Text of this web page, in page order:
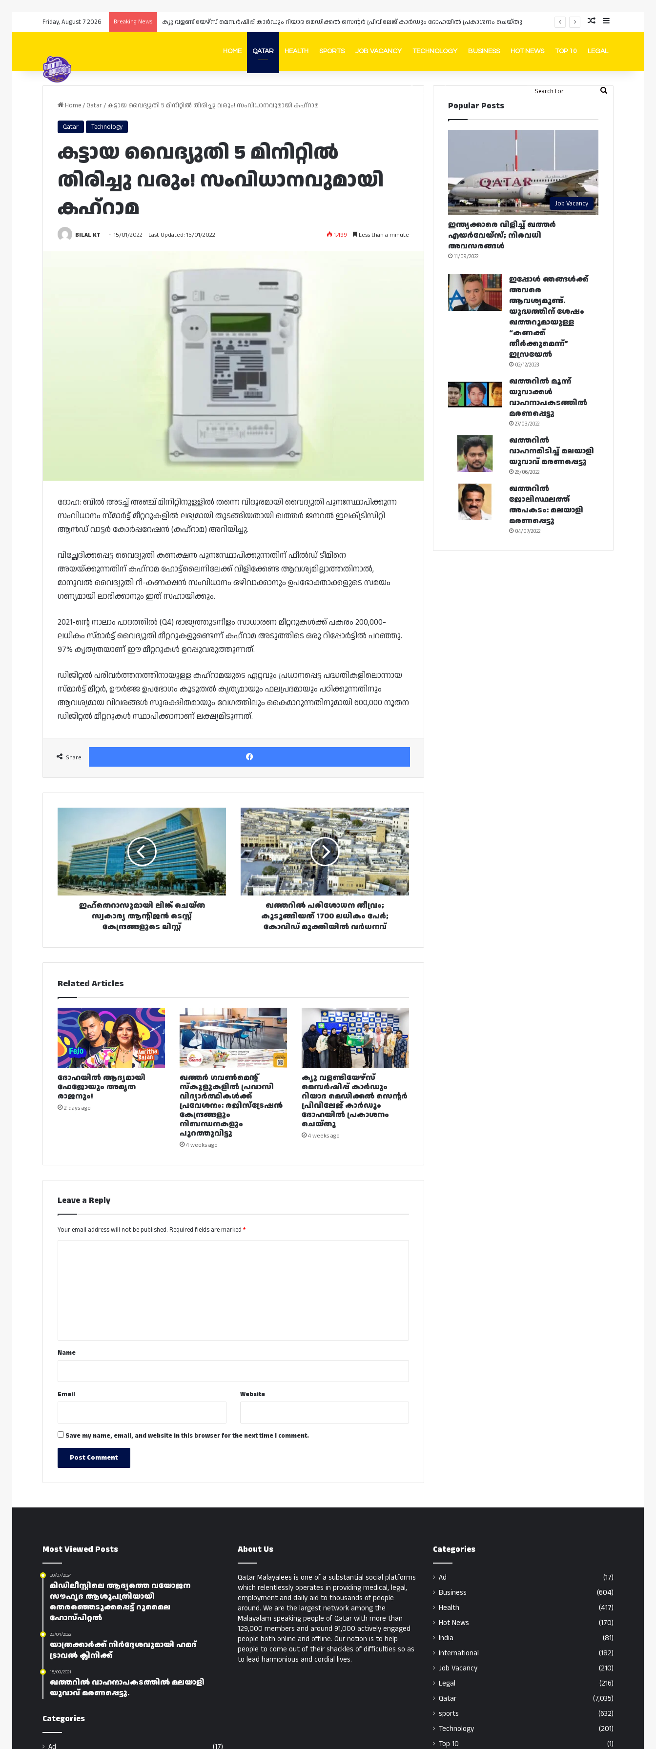
Friday, August 7 2026 Breaking News ക്യു വളണ്ടിയേഴ്‌സ് മെമ്പർഷിപ്പ് കാർഡും റിയാദ മെഡിക്കൽ സെന്റർ പ്രിവിലേജ് കാർഡും ദോഹയിൽ പ്രകാശനം ചെയ്തു Random Article
Sidebar
HOME QATAR HEALTH SPORTS JOB VACANCY TECHNOLOGY BUSINESS HOT NEWS TOP 10 LEGAL
FacebookInstagram
Telegram
Whatsapp Random Article
Switch skin
Search
Home/ Qatar/ കട്ടായ വൈദ്യുതി 5 മിനിറ്റിൽ തിരിച്ചു വരും! സംവിധാനവുമായി കഹ്‌റാമ
Qatar Technology
കട്ടായ വൈദ്യുതി 5 മിനിറ്റിൽ
തിരിച്ചു വരും! സംവിധാനവുമായി
കഹ്‌റാമ
BILAL KT 15/01/2022 Last Updated: 15/01/2022 1,499 Less than a minute
ദോഹ: ബിൽ അടച്ച് അഞ്ച് മിനിറ്റിനുള്ളിൽ തന്നെ വിദൂരമായി വൈദ്യുതി പുനഃസ്ഥാപിക്കുന്ന
സംവിധാനം സ്മാർട്ട് മീറ്ററുകളിൽ ലഭ്യമായി തുടങ്ങിയതായി ഖത്തർ ജനറൽ ഇലക്‌ട്രിസിറ്റി
ആൻഡ് വാട്ടർ കോർപ്പറേഷൻ (കഹ്‌റാമ) അറിയിച്ചു.
വിച്ഛേദിക്കപ്പെട്ട വൈദ്യുതി കണക്ഷൻ പുനഃസ്ഥാപിക്കുന്നതിന് ഫീൽഡ് ടീമിനെ
അയയ്‌ക്കുന്നതിന് കഹ്‌റാമ ഹോട്ട്‌ലൈനിലേക്ക് വിളിക്കേണ്ട ആവശ്യമില്ലാത്തതിനാൽ,
മാനുവൽ വൈദ്യുതി റീ-കണക്ഷൻ സംവിധാനം ഒഴിവാക്കാനും ഉപഭോക്താക്കളുടെ സമയം
ഗണ്യമായി ലാഭിക്കാനും ഇത് സഹായിക്കും.
2021-ന്റെ നാലാം പാദത്തിൽ (Q4) രാജ്യത്തുടനീളം സാധാരണ മീറ്ററുകൾക്ക് പകരം 200,000-
ലധികം സ്മാർട്ട് വൈദ്യുതി മീറ്ററുകളുണ്ടെന്ന് കഹ്‌റാമ അടുത്തിടെ ഒരു റിപ്പോർട്ടിൽ പറഞ്ഞു.
97% കൃത്യതയാണ് ഈ മീറ്ററുകൾ ഉറപ്പുവരുത്തുന്നത്.
ഡിജിറ്റൽ പരിവർത്തനത്തിനായുള്ള കഹ്‌റാമയുടെ ഏറ്റവും പ്രധാനപ്പെട്ട പദ്ധതികളിലൊന്നായ
സ്മാർട്ട് മീറ്റർ, ഊർജ്ജ ഉപഭോഗം കൂടുതൽ കൃത്യമായും ഫലപ്രദമായും പഠിക്കുന്നതിനും
ആവശ്യമായ വിവരങ്ങൾ സുരക്ഷിതമായും വേഗത്തിലും കൈമാറുന്നതിനുമായി 600,000 നൂതന
ഡിജിറ്റൽ മീറ്ററുകൾ സ്ഥാപിക്കാനാണ് ലക്ഷ്യമിടുന്നത്.
Share
Facebook
സ്വകാര്യ
ആന്റിജൻ
ടെസ്റ്റ്
കേന്ദ്രങ്ങളുടെ
ലിസ്റ്റ്
ഇഹ്തെറാസുമായി ലിങ്ക് ചെയ്ത
സ്വകാര്യ ആന്റിജൻ ടെസ്റ്റ്
കേന്ദ്രങ്ങളുടെ ലിസ്റ്റ്
ഖത്തറിൽ
പരിശോധന
തീവ്രം;
കുടുങ്ങിയത്
1700
ലധികം
പേർ;
കോവിഡ്
മുക്തിയിൽ
വർധനവ്ഖത്തറിൽ പരിശോധന തീവ്രം;
കുടുങ്ങിയത് 1700 ലധികം പേർ;
കോവിഡ് മുക്തിയിൽ വർധനവ്
Related Articles
ദോഹയിൽ ആദ്യമായി
ഫേജോയും അമൃത
രാജനും!
2 days ago
ഖത്തർ ഗവൺമെന്റ്
സ്കൂളുകളിൽ പ്രവാസി
വിദ്യാർത്ഥികൾക്ക്
പ്രവേശനം: രജിസ്ട്രേഷൻ
കേന്ദ്രങ്ങളും
നിബന്ധനകളും
പുറത്തുവിട്ടു
4 weeks ago
ക്യു വളണ്ടിയേഴ്‌സ്
മെമ്പർഷിപ്പ് കാർഡും
റിയാദ മെഡിക്കൽ സെന്റർ
പ്രിവിലേജ് കാർഡും
ദോഹയിൽ പ്രകാശനം
ചെയ്തു
4 weeks ago
Leave a Reply
Your email address will not be published. Required fields are marked *
*Name
Email Website
Save my name, email, and website in this browser for the next time I comment.
Popular Posts
Job Vacancy
ഇന്ത്യക്കാരെ വിളിച്ച് ഖത്തർ
എയർവേയ്‌സ്; നിരവധി
അവസരങ്ങൾ
11/09/2022
ഇപ്പോൾ ഞങ്ങൾക്ക്
അവരെ
ആവശ്യമുണ്ട്.
യുദ്ധത്തിന് ശേഷം
ഖത്തറുമായുള്ള
“കണക്ക്
തീർക്കുമെന്ന്”
ഇസ്രയേൽ
02/12/2023
ഖത്തറിൽ മൂന്ന്
യുവാക്കൾ
വാഹനാപകടത്തിൽ
മരണപ്പെട്ടു
27/03/2022
ഖത്തറിൽ
വാഹനമിടിച്ച് മലയാളി
യുവാവ് മരണപ്പെട്ടു
26/06/2022
ഖത്തറിൽ
ജോലിസ്ഥലത്ത്
അപകടം: മലയാളി
മരണപ്പെട്ടു
04/07/2022
Most Viewed Posts
30/07/2024
മിഡിലീസ്റ്റിലെ ആദ്യത്തെ വയോജന
സൗഹൃദ ആശുപത്രിയായി
തെരഞ്ഞെടുക്കപ്പെട്ട് റുമൈല
ഹോസ്പിറ്റൽ
23/04/2022
യാത്രക്കാർക്ക് നിർദ്ദേശവുമായി ഹമദ്
ട്രാവൽ ക്ലിനിക്ക്
15/09/2021
ഖത്തറിൽ വാഹനാപകടത്തിൽ മലയാളി
യുവാവ് മരണപ്പെട്ടു.
Categories
Ad (17)
About Us
Qatar Malayalees is one of a substantial social platforms
which relentlessly operates in providing medical, legal,
employment and daily aid to thousands of people
around. We are the largest network among the
Malayalam speaking people of Qatar with more than
129,000 members and around 91,000 actively engaged
people both online and offline. Our notion is to help
people to come out of their shackles of difficulties so as
to lead harmonious and cordial lives.
Categories
Ad
(17)
Business
(604)
Health
(417)
Hot News
(170)
India
(81)
International
(182)
Job Vacancy
(210)
Legal
(216)
Qatar
(7,035)
sports
(632)
Technology
(201)
Top 10
(1)